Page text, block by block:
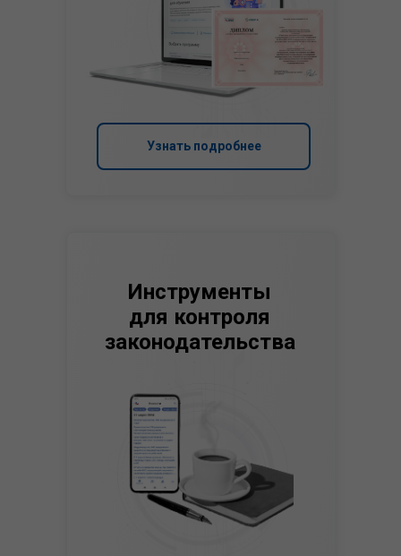
Инструменты
для контроля
законодательства
Узнать подробнее